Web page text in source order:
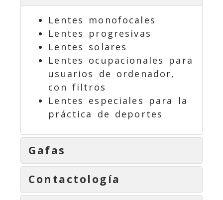
Lentes monofocales
Lentes progresivas
Lentes solares
Lentes ocupacionales para
usuarios de ordenador,
con filtros
Lentes especiales para la
práctica de deportes
Gafas
Contactología